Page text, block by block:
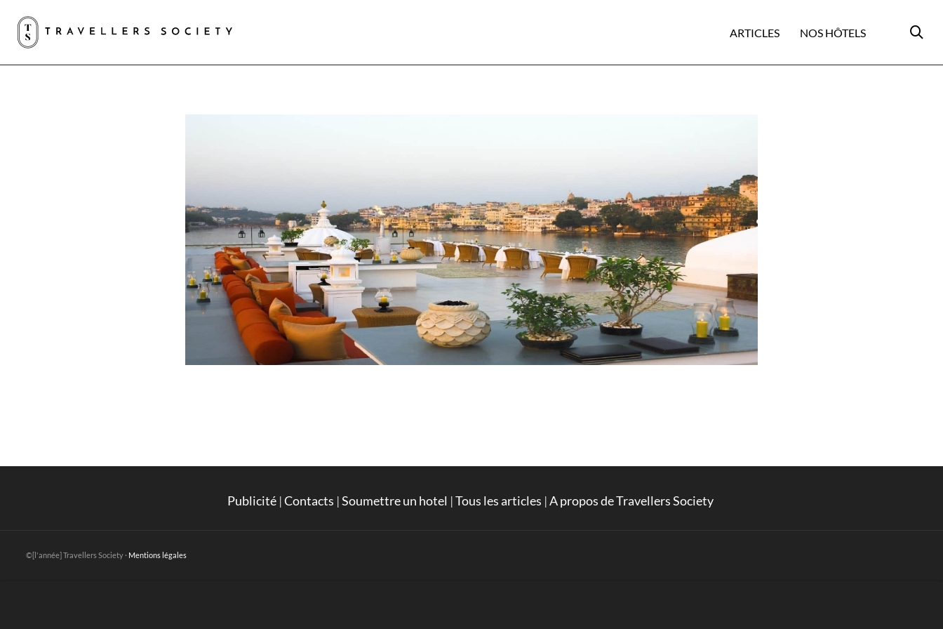
ARTICLES NOS HÔTELS
Publicité |Contacts |Soumettre un hotel |Tous les articles |A propos de Travellers Society
©[l'année] Travellers Society · Mentions légales